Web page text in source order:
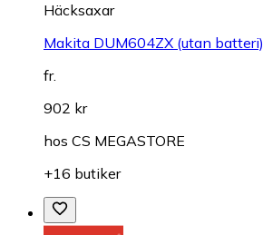
Häcksaxar
Makita DUM604ZX (utan batteri)
fr.
902 kr
hos CS MEGASTORE
+16 butiker